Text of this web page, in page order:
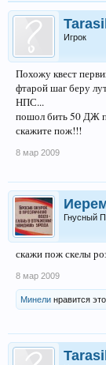
Игрок
Похожу квест
фтарой шаг беру
НПС...
пошол бить 50 ДЖ
скажите пож!!!
8 мар 2009
Гнусный
скажи пож скелы
8 мар 2009
Минели нравится это.